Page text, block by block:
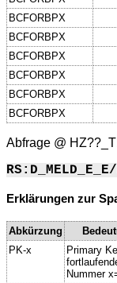
BCFORBPX
BCFORBPX
BCFORBPX
BCFORBPX
BCFORBPX
BCFORBPX
Abfrage @
Erklärungen zur
Abkürzung
PK-x
Primary
Nummer